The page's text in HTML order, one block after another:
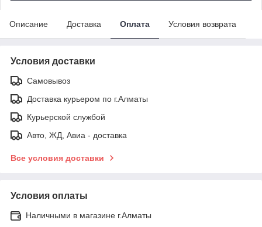
Описание Доставка Оплата Условия возврата
Условия доставки
Самовывоз
Доставка курьером по г.Алматы
Курьерской службой
Авто, ЖД, Авиа - доставка
Все условия доставки
Условия оплаты
Наличными в магазине г.Алматы